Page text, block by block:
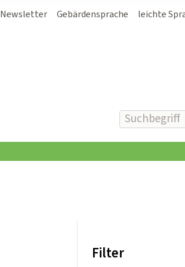
Newsletter Gebärdensprache leichte
Filter